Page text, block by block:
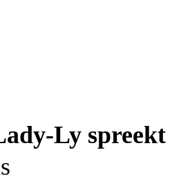
Ly spreekt